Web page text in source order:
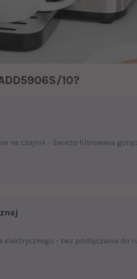
10?
na czajnik - świeżo filtrowana
- bez podłączania do